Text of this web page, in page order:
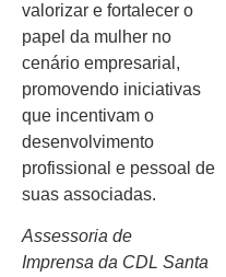
valorizar e fortalecer o
papel da mulher no
cenário empresarial,
promovendo iniciativas
que incentivam o
desenvolvimento
profissional e pessoal de
suas associadas.
Assessoria de
Imprensa da CDL Santa